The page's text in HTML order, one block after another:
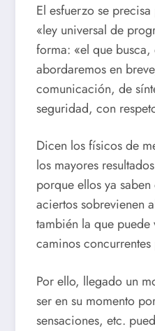
El esfuerzo se
«ley universal de
forma: «el que busca,
abordaremos en
comunicación, de
seguridad, con
Dicen los físicos de
los mayores
porque ellos ya
aciertos sobrevienen
también la que
caminos
Por ello, llegado un
ser en su momento
sensaciones, etc.